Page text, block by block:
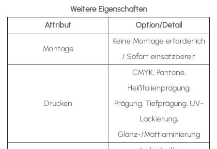
Weitere Eigenschaften
Attribut
Option/Detail
Montage
Keine Montage erforderlich
/ Sofort einsatzbereit
Drucken
CMYK, Pantone,
Heißfolienprägung,
Prägung, Tiefprägung, UV-
Lackierung,
Glanz-/Mattlaminierung